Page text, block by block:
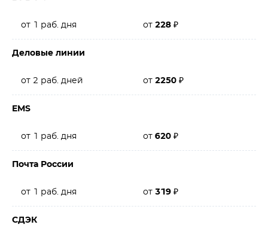
от 1 раб. дня от 228 ₽
Деловые линии
от 2 раб. дней от 2250 ₽
EMS
от 1 раб. дня от 620 ₽
Почта России
от 1 раб. дня от 319 ₽
СДЭК